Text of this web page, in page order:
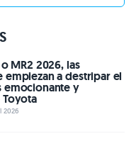
MR2 2026, las
empiezan a destripar el
emocionante y
2026